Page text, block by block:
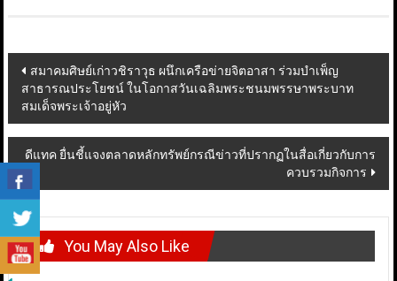
Post
navigation
สมาคมศิษย์เก่าวชิราวุธ ผนึกเครือข่ายจิตอาสา ร่วมบำเพ็ญ
สาธารณประโยชน์ ในโอกาสวันเฉลิมพระชนมพรรษาพระบาท
สมเด็จพระเจ้าอยู่หัว
ดีแทค ยื่นชี้แจงตลาดหลักทรัพย์กรณีข่าวที่ปรากฏในสื่อเกี่ยวกับการ
ควบรวมกิจการ
You May Also Like